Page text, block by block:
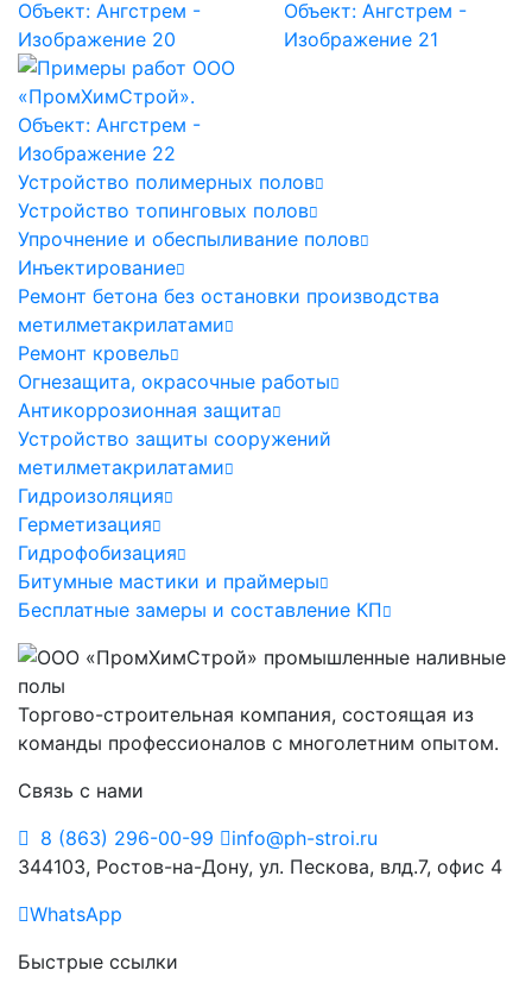
Устройство полимерных полов
Устройство топинговых полов
Упрочнение и обеспыливание полов
Инъектирование
Ремонт бетона без остановки производства
метилметакрилатами
Ремонт кровель
Огнезащита, окрасочные работы
Антикоррозионная защита
Устройство защиты сооружений
метилметакрилатами
Гидроизоляция
Герметизация
Гидрофобизация
Битумные мастики и праймеры
Бесплатные замеры и составление КП
Торгово-строительная компания, состоящая из
команды профессионалов с многолетним опытом.
Связь с нами
8 (863) 296-00-99
info@ph-stroi.ru
344103, Ростов-на-Дону, ул. Пескова, влд.7, офис 4
WhatsApp
Быстрые ссылки